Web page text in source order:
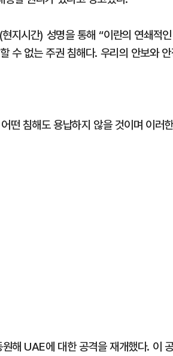
지시간) 성명을 통해 “이란의 연쇄적
수 없는 주권 침해다. 우리의 안보와
떤 침해도 용납하지 않을 것이며 이러
해 UAE에 대한 공격을 재개했다. 이